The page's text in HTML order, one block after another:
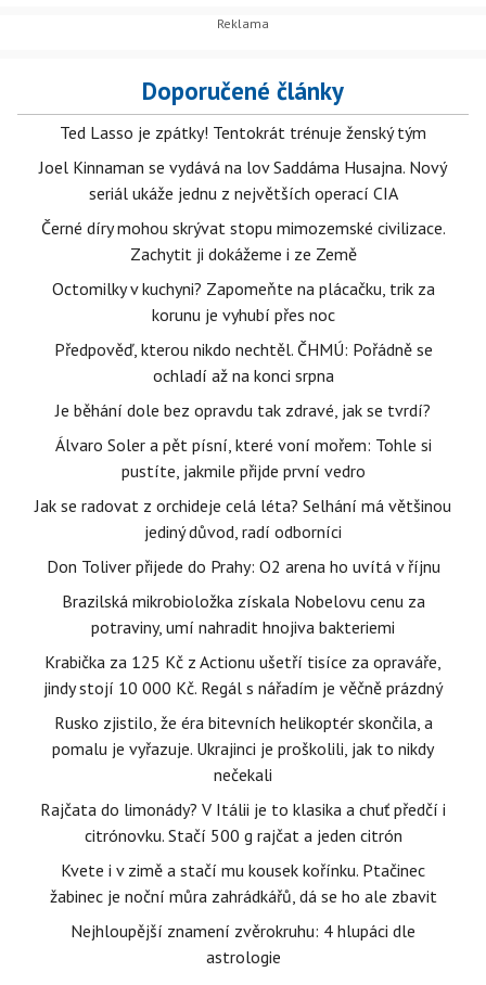
Doporučené články
Ted Lasso je zpátky! Tentokrát trénuje ženský tým
Joel Kinnaman se vydává na lov Saddáma Husajna. Nový
seriál ukáže jednu z největších operací CIA
Černé díry mohou skrývat stopu mimozemské civilizace.
Zachytit ji dokážeme i ze Země
Octomilky v kuchyni? Zapomeňte na plácačku, trik za
korunu je vyhubí přes noc
Předpověď, kterou nikdo nechtěl. ČHMÚ: Pořádně se
ochladí až na konci srpna
Je běhání dole bez opravdu tak zdravé, jak se tvrdí?
Álvaro Soler a pět písní, které voní mořem: Tohle si
pustíte, jakmile přijde první vedro
Jak se radovat z orchideje celá léta? Selhání má většinou
jediný důvod, radí odborníci
Don Toliver přijede do Prahy: O2 arena ho uvítá v říjnu
Brazilská mikrobioložka získala Nobelovu cenu za
potraviny, umí nahradit hnojiva bakteriemi
Krabička za 125 Kč z Actionu ušetří tisíce za opraváře,
jindy stojí 10 000 Kč. Regál s nářadím je věčně prázdný
Rusko zjistilo, že éra bitevních helikoptér skončila, a
pomalu je vyřazuje. Ukrajinci je proškolili, jak to nikdy
nečekali
Rajčata do limonády? V Itálii je to klasika a chuť předčí i
citrónovku. Stačí 500 g rajčat a jeden citrón
Kvete i v zimě a stačí mu kousek kořínku. Ptačinec
žabinec je noční můra zahrádkářů, dá se ho ale zbavit
Nejhloupější znamení zvěrokruhu: 4 hlupáci dle
astrologie